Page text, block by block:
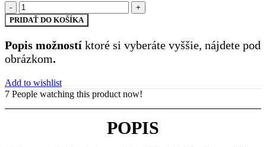
množstvo
nezaradené
(91)
PRIDAŤ DO KOŠÍKA
Popis možností ktoré si vyberáte vyššie, nájdete pod
obrázkom.
Add to wishlist
7 People watching this product now!
POPIS